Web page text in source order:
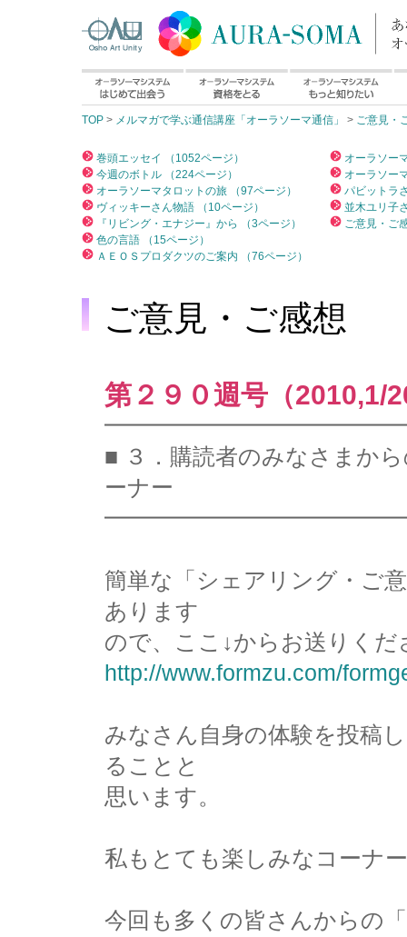
TOP > メルマガで学ぶ通信講座「オーラソーマ通信」 > ご意見・
巻頭エッセイ （1052ページ）
今週のボトル （224ページ）
オーラソーマタロットの旅 （97ページ）
ヴィッキーさん物語 （10ページ）
『リビング・エナジー』から （3ページ）
色の言語 （15ページ）
ＡＥＯＳプロダクツのご案内 （76ページ）
オーラソー
オーラソー
パビットラ
並木ユリ子
ご意見・ご
ご意見・ご感想
第２９０週号（2010,1/
■ ３．購読者のみなさまか
ーナー
簡単な「シェアリング・ご
あります
ので、ここ↓からお送りくだ
http://www.formzu.com/
みなさん自身の体験を投稿
ることと
思います。
私もとても楽しみなコーナ
今回も多くの皆さんからの